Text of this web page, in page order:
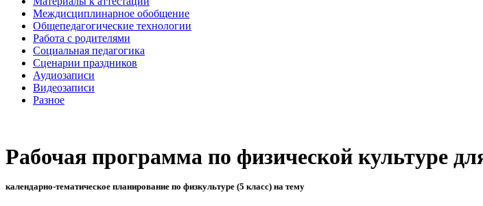
Междисциплинарное обобщение
Общепедагогические технологии
Работа с родителями
Социальная педагогика
Сценарии праздников
Аудиозаписи
Видеозаписи
Разное
Рабочая программа по физической культуре
календарно-тематическое планирование по физкультуре (5 класс) на тему